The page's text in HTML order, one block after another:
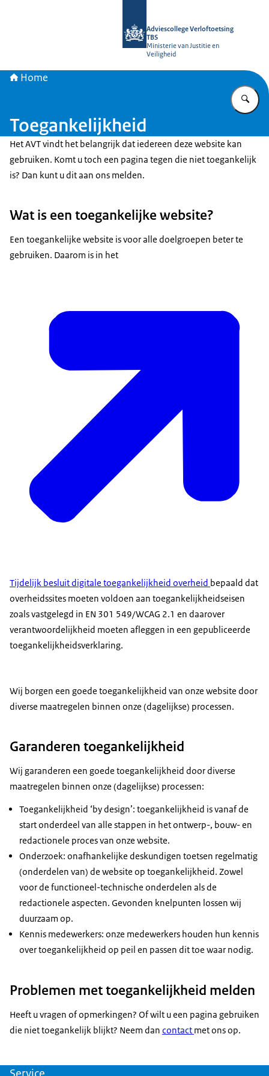
Adviescollege Verloftoetsing
TBS
Ministerie van Justitie en
Veiligheid
Home
Toegankelijkheid
Het AVT vindt het belangrijk dat iedereen deze website kan
gebruiken. Komt u toch een pagina tegen die niet toegankelijk
is? Dan kunt u dit aan ons melden.
Wat is een toegankelijke website?
Een toegankelijke website is voor alle doelgroepen beter te
gebruiken. Daarom is in het
Tijdelijk besluit digitale toegankelijkheid overheid bepaald dat
overheidssites moeten voldoen aan toegankelijkheidseisen
zoals vastgelegd in EN 301 549/WCAG 2.1 en daarover
verantwoordelijkheid moeten afleggen in een gepubliceerde
toegankelijkheidsverklaring.
Wij borgen een goede toegankelijkheid van onze website door
diverse maatregelen binnen onze (dagelijkse) processen.
Garanderen toegankelijkheid
Wij garanderen een goede toegankelijkheid door diverse
maatregelen binnen onze (dagelijkse) processen:
Toegankelijkheid ‘by design’: toegankelijkheid is vanaf de
start onderdeel van alle stappen in het ontwerp-, bouw- en
redactionele proces van onze website.
Onderzoek: onafhankelijke deskundigen toetsen regelmatig
(onderdelen van) de website op toegankelijkheid. Zowel
voor de functioneel-technische onderdelen als de
redactionele aspecten. Gevonden knelpunten lossen wij
duurzaam op.
Kennis medewerkers: onze medewerkers houden hun kennis
over toegankelijkheid op peil en passen dit toe waar nodig.
Problemen met toegankelijkheid melden
Heeft u vragen of opmerkingen? Of wilt u een pagina gebruiken
die niet toegankelijk blijkt? Neem dan contact met ons op.